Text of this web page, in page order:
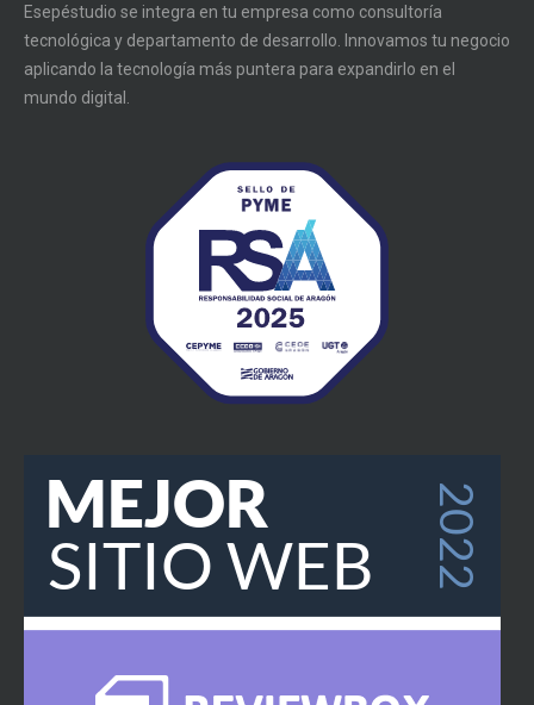
Esepéstudio se integra en tu empresa como consultoría
tecnológica y departamento de desarrollo. Innovamos tu negocio
aplicando la tecnología más puntera para expandirlo en el
mundo digital.